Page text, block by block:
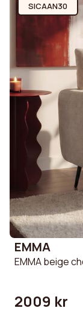
SICAAN30
EMMA
EMMA beige
2009 kr